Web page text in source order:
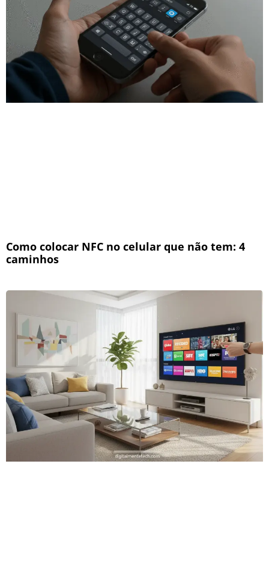
Como colocar NFC no celular que não tem: 4
caminhos